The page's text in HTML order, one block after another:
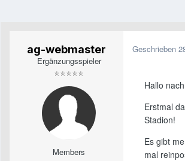
ag-webmaster
Ergänzungsspieler
Members
Geschrieben
Hallo
Erstmal
Stadion!
Es gibt
mal